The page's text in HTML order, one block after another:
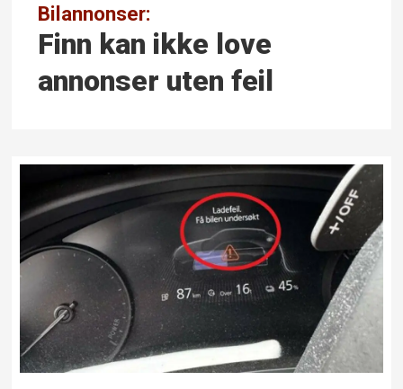
Bilannonser:
Finn kan ikke love
annonser uten feil